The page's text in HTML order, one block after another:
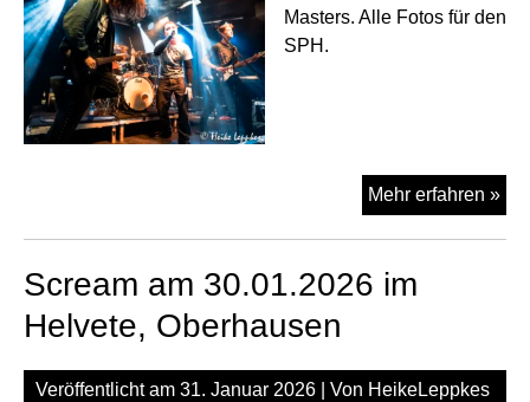
Masters. Alle Fotos für den
SPH.
Mehr erfahren »
am
Scream am 30.01.2026 im
Helvete, Oberhausen
Veröffentlicht am 31. Januar 2026 | Von HeikeLeppkes